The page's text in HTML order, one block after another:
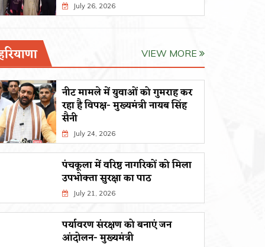
में हरियाणा व उत्तराखंड मिलकर करेंगे
डाॅ. धन सिंह रावत
July 26, 2026
VIEW MORE
नीट मामले में युवाओं को गुमराह कर
रहा है विपक्ष- मुख्यमंत्री नायब सिंह
सैनी
July 24, 2026
पंचकूला में वरिष्ठ नागरिकों को मिला
उपभोक्ता सुरक्षा का पाठ
July 21, 2026
पर्यावरण संरक्षण को बनाएं जन
आंदोलन- मुख्यमंत्री